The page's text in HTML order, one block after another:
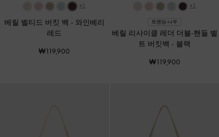
+1
베릴 벨티드 버킷 백 - 와인베리
레드
₩119,900
+1
트렌딩-나우
베릴 리사이클 레더 더블-핸들 벨
트 버킷백 - 블랙
₩119,900